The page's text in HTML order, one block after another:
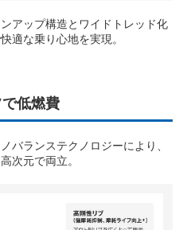
て
再
アップ構造とワイドトレッド化
適な乗り心地を実現。
低燃費
バランステクノロジーにより、
次元で両立。